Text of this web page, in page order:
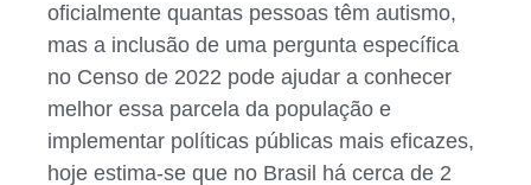
oficialmente quantas pessoas têm autismo,
mas a inclusão de uma pergunta específica
no Censo de 2022 pode ajudar a conhecer
melhor essa parcela da população e
implementar políticas públicas mais eficazes,
hoje estima-se que no Brasil há cerca de 2